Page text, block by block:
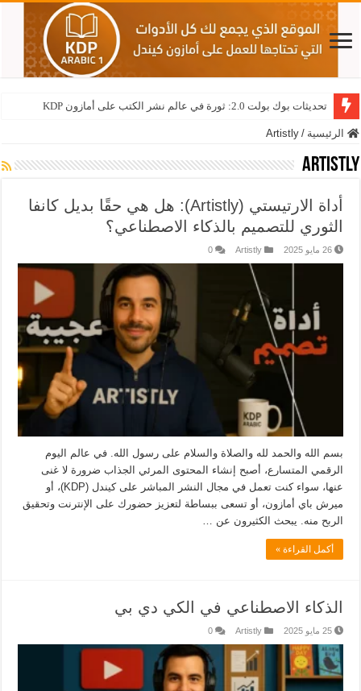
تحديثات بوك بولت 2.0: ثورة في عالم نشر الكتب على أمازون KDP
الرئيسية /
Artistly
Artistly
أداة الارتيستي (Artistly): هل هي حقًا بديل كانفا
الثوري للتصميم بالذكاء الاصطناعي؟
26 مايو 2025 Artistly
0
بسم الله والحمد لله والصلاة والسلام على رسول الله. في عالم اليوم
الرقمي المتسارع، أصبح إنشاء المحتوى المرئي الجذاب ضرورة لا غنى
عنها، سواء كنت تعمل في مجال النشر المباشر على كيندل (KDP)، أو
ميرش باي أمازون، أو تسعى ببساطة لتعزيز حضورك على الإنترنت وتحقيق
الربح منه. يبحث الكثيرون عن …
أكمل القراءة »
الذكاء الاصطناعي في الكي دي بي
25 مايو 2025 Artistly
0